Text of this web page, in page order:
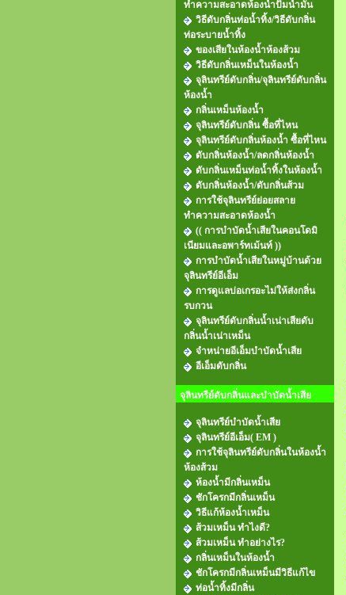
ทำความสะอาดห้องน้ำปั๊มน้ำมัน
วิธีดับกลิ่นท่อน้ำทิ้ง/วิธีดับกลิ่น
ท่อระบายน้ำทิ้ง
ของเสียในห้องน้ำห้องส้วม
วิธีดับกลิ่นเหม็นในห้องน้ำ
จุลินทรีย์ดับกลิ่น/จุลินทรีย์ดับกลิ่น
ห้องน้ำ
กลิ่นเหม็นห้องน้ำ
จุลินทรีย์ดับกลิ่น ซื้อที่ไหน
จุลินทรีย์ดับกลิ่นห้องน้ำ ซื้อที่ไหน
ดับกลิ่นห้องน้ำ/ลดกลิ่นห้องน้ำ
ดับกลิ่นเหม็นท่อน้ำทิ้งในห้องน้ำ
ดับกลิ่นห้องน้ำ/ดับกลิ่นส้วม
การใช้จุลินทรีย์ย่อยสลาย
ทำความสะอาดห้องน้ำ
(( การบำบัดน้ำเสียในคอนโดมิ
เนียมและอพาร์ทเม้นท์ ))
การบำบัดน้ำเสียในหมู่บ้านด้วย
จุลินทรีย์อีเอ็ม
การดูแลบ่อเกรอะไม่ให้ส่งกลิ่น
รบกวน
จุลินทรีย์ดับกลิ่นน้ำเน่าเสียดับ
กลิ่นน้ำเน่าเหม็น
จำหน่ายอีเอ็มบำบัดน้ำเสีย
อีเอ็มดับกลิ่น
จุลินทรีย์ดับกลิ่นและบำบัดน้ำเสีย
จุลินทรีย์บำบัดน้ำเสีย
จุลินทรีย์อีเอ็ม( EM )
การใช้จุลินทรีย์ดับกลิ่นในห้องน้ำ
ห้องส้วม
ห้องน้ำมีกลิ่นเหม็น
ชักโครกมีกลิ่นเหม็น
วิธีแก้ห้องน้ำเหม็น
ส้วมเหม็น ทำไงดี?
ส้วมเหม็น ทำอย่างไร?
กลิ่นเหม็นในห้องน้ำ
ชักโครกมีกลิ่นเหม็นมีวิธีแก้ไข
ท่อน้ำทิ้งมีกลิ่น